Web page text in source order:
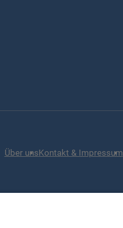
Über unsKontakt & Impressum